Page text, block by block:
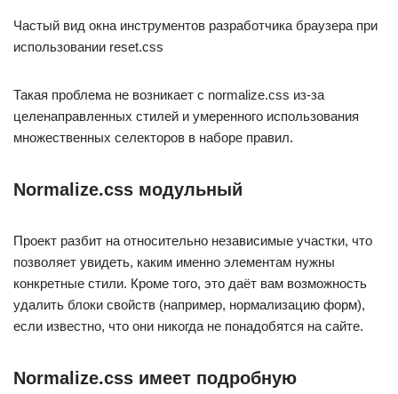
Частый вид окна инструментов разработчика браузера при
использовании reset.css
Такая проблема не возникает с normalize.css из-за
целенаправленных стилей и умеренного использования
множественных селекторов в наборе правил.
Normalize.css модульный
Проект разбит на относительно независимые участки, что
позволяет увидеть, каким именно элементам нужны
конкретные стили. Кроме того, это даёт вам возможность
удалить блоки свойств (например, нормализацию форм),
если известно, что они никогда не понадобятся на сайте.
Normalize.css имеет подробную